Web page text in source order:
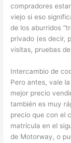
compradores
viejo si eso
de los aburridos
privado (es decir,
visitas, pruebas
Intercambio de
Pero antes, vale
mejor precio
también es muy
precio que con el
matrícula en el
de Motorway, o